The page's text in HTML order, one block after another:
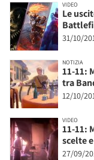
VIDEO
Le
31/10/
NOTIZIA
11-11:
tra
12/10/
VIDEO
11-11:
scelte
27/09/